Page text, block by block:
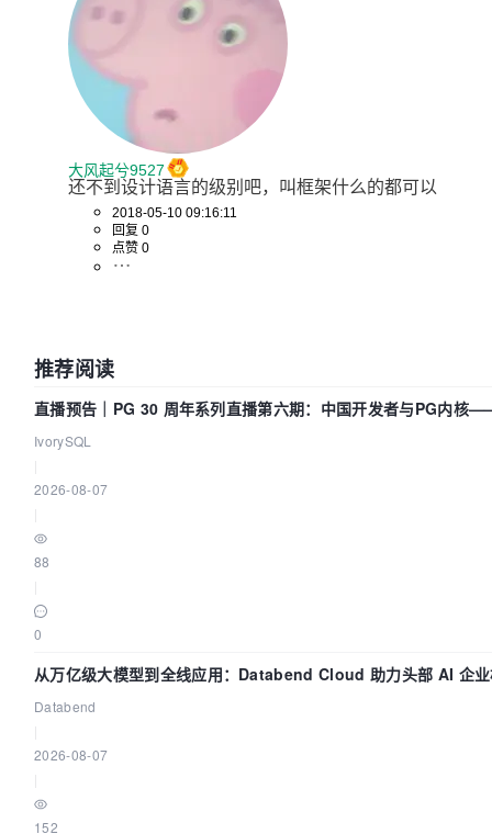
大风起兮9527
还不到设计语言的级别吧，叫框架什么的都可以
2018-05-10 09:16:11
回复 0
点赞 0
推荐阅读
直播预告｜PG 30 周年系列直播第六期：中国开发者与PG内核
吗？我们贡献了什么？
IvorySQL
2026-08-07
88
0
从万亿级大模型到全线应用：Databend Cloud 助力头部 AI 企
Trace 数据管道
Databend
2026-08-07
152